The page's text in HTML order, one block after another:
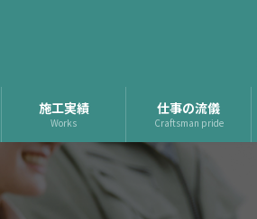
施工実績
Works
仕事の流儀
Craftsman pride